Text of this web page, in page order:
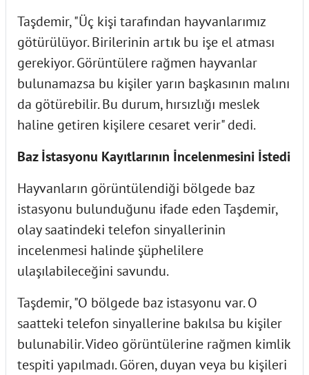
Taşdemir, "Üç kişi tarafından hayvanlarımız
götürülüyor. Birilerinin artık bu işe el atması
gerekiyor. Görüntülere rağmen hayvanlar
bulunamazsa bu kişiler yarın başkasının malını
da götürebilir. Bu durum, hırsızlığı meslek
haline getiren kişilere cesaret verir" dedi.
Baz İstasyonu Kayıtlarının İncelenmesini İstedi
Hayvanların görüntülendiği bölgede baz
istasyonu bulunduğunu ifade eden Taşdemir,
olay saatindeki telefon sinyallerinin
incelenmesi halinde şüphelilere
ulaşılabileceğini savundu.
Taşdemir, "O bölgede baz istasyonu var. O
saatteki telefon sinyallerine bakılsa bu kişiler
bulunabilir. Video görüntülerine rağmen kimlik
tespiti yapılmadı. Gören, duyan veya bu kişileri